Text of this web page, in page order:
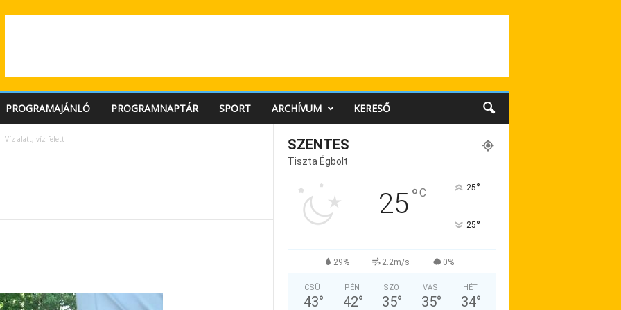
PROGRAMAJÁNLÓ PROGRAMNAPTÁR SPORT ARCHÍVUM KERESŐ
Víz alatt, víz felett SZENTES
Tiszta Égbolt
25°C 25°
25°
29% 2.2m/s 0%
CSÜ
43°
PÉN
42°
SZO
35°
VAS
35°
HÉT
34°